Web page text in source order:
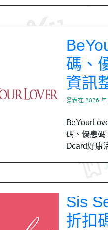
碼、
資訊
發表在 2026 年
碼、優惠碼
Dcard好康
Sis
折扣